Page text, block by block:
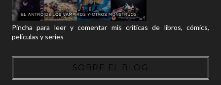
Pincha para leer y comentar mis críticas de libros, cómics,
películas y series
SOBRE EL BLOG